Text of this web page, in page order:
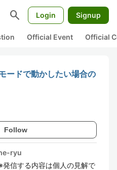
search Login Signup
Official Event Official
ードで動かしたい場合の
Follow
ryu
発信する内容は個人の見解で